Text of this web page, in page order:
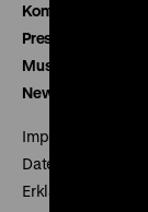
Kontakt
Presse
Museumsverein
Newsletter
Impressum
Datenschutz
Erklärung digitale